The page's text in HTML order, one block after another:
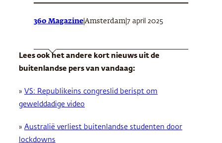
360 Magazine Amsterdam 7 april 2025
Lees ook het andere kort nieuws uit de
buitenlandse pers van vandaag:
» VS: Republikeins congreslid berispt om
gewelddadige video
» Australië verliest buitenlandse studenten door
lockdowns